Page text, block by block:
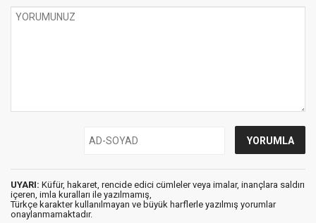
UYARI: Küfür, hakaret, rencide edici cümleler veya imalar, inançlara saldırı
içeren, imla kuralları ile yazılmamış,
Türkçe karakter kullanılmayan ve büyük harflerle yazılmış yorumlar
onaylanmamaktadır.